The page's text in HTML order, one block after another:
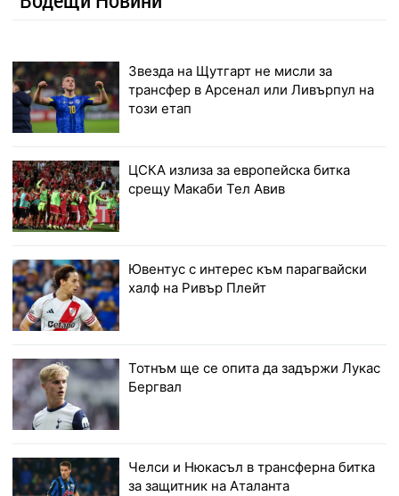
Звезда на Щутгарт не мисли за
трансфер в Арсенал или Ливърпул на
този етап
ЦСКА излиза за европейска битка
срещу Макаби Тел Авив
Ювентус с интерес към парагвайски
халф на Ривър Плейт
Тотнъм ще се опита да задържи Лукас
Бергвал
Челси и Нюкасъл в трансферна битка
за защитник на Аталанта